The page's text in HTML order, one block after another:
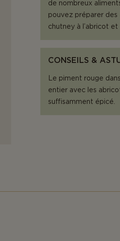
de nombreux
pouvez préparer
chutney à l’abricot
CONSEILS &
Le piment rouge
entier avec les
suffisamment épicé.